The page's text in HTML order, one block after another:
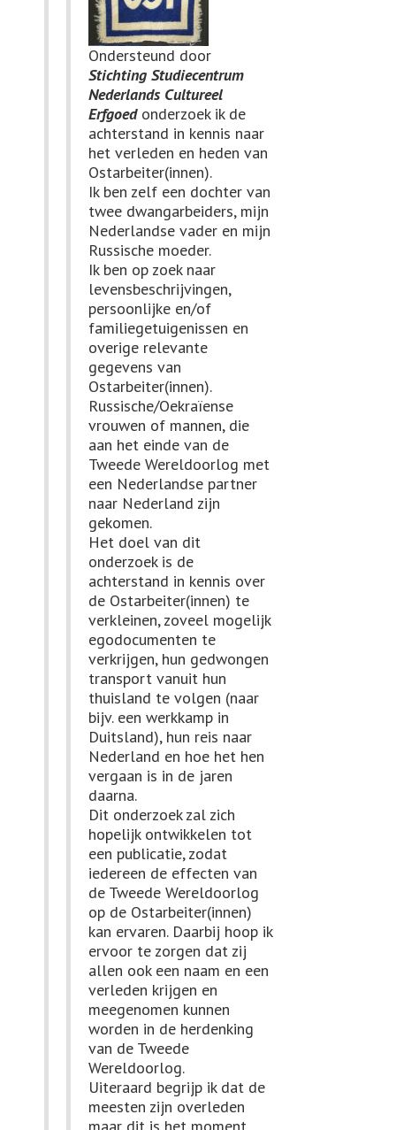
Ondersteund door
Stichting Studiecentrum
Nederlands Cultureel
Erfgoedonderzoek ik de
achterstand in kennis naar
het verleden en heden van
Ostarbeiter(innen).
Ik ben zelf een dochter van
twee dwangarbeiders, mijn
Nederlandse vader en mijn
Russische moeder.
Ik ben op zoek naar
levensbeschrijvingen,
persoonlijke en/of
familiegetuigenissen en
overige relevante
gegevens van
Ostarbeiter(innen).
Russische/Oekraïense
vrouwen of mannen, die
aan het einde van de
Tweede Wereldoorlog met
een Nederlandse partner
naar Nederland zijn
gekomen.
Het doel van dit
onderzoek is de
achterstand in kennis over
de Ostarbeiter(innen) te
verkleinen, zoveel mogelijk
egodocumenten te
verkrijgen, hun gedwongen
transport vanuit hun
thuisland te volgen (naar
bijv. een werkkamp in
Duitsland), hun reis naar
Nederland en hoe het hen
vergaan is in de jaren
daarna.
Dit onderzoek zal zich
hopelijk ontwikkelen tot
een publicatie, zodat
iedereen de effecten van
de Tweede Wereldoorlog
op de Ostarbeiter(innen)
kan ervaren. Daarbij hoop ik
ervoor te zorgen dat zij
allen ook een naam en een
verleden krijgen en
meegenomen kunnen
worden in de herdenking
van de Tweede
Wereldoorlog.
Uiteraard begrijp ik dat de
meesten zijn overleden